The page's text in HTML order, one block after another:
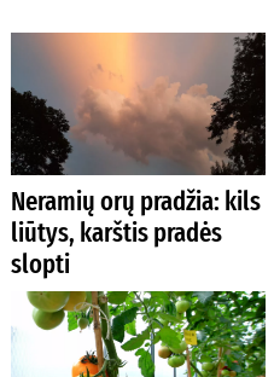
Neramių orų pradžia: kils
liūtys, karštis pradės
slopti